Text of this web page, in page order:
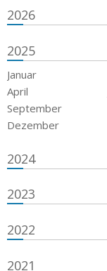
2026
2025
Januar
April
September
Dezember
2024
2023
2022
2021